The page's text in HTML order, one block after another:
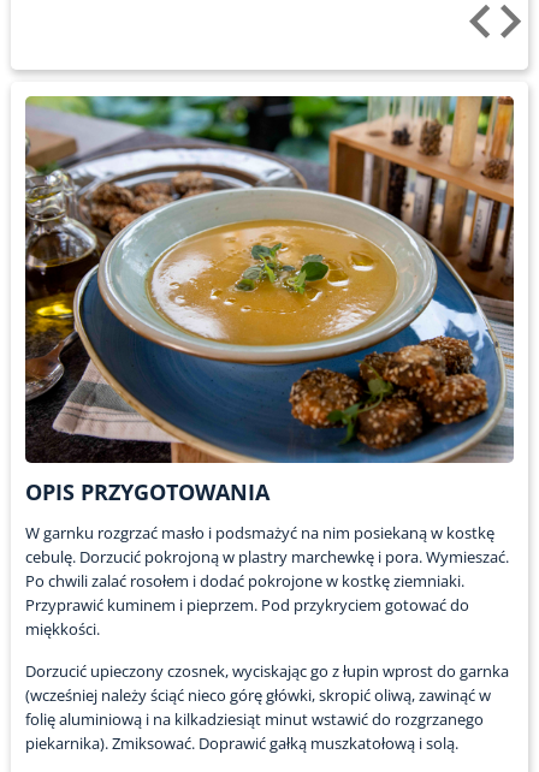
OPIS PRZYGOTOWANIA
W garnku rozgrzać masło i podsmażyć na nim posiekaną w kostkę
cebulę. Dorzucić pokrojoną w plastry marchewkę i pora. Wymieszać.
Po chwili zalać rosołem i dodać pokrojone w kostkę ziemniaki.
Przyprawić kuminem i pieprzem. Pod przykryciem gotować do
miękkości.
Dorzucić upieczony czosnek, wyciskając go z łupin wprost do garnka
(wcześniej należy ściąć nieco górę główki, skropić oliwą, zawinąć w
folię aluminiową i na kilkadziesiąt minut wstawić do rozgrzanego
piekarnika). Zmiksować. Doprawić gałką muszkatołową i solą.